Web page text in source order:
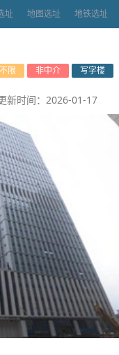
址 地图选址 地铁选址
不限 非中介 写字楼
新时间：2026-01-17